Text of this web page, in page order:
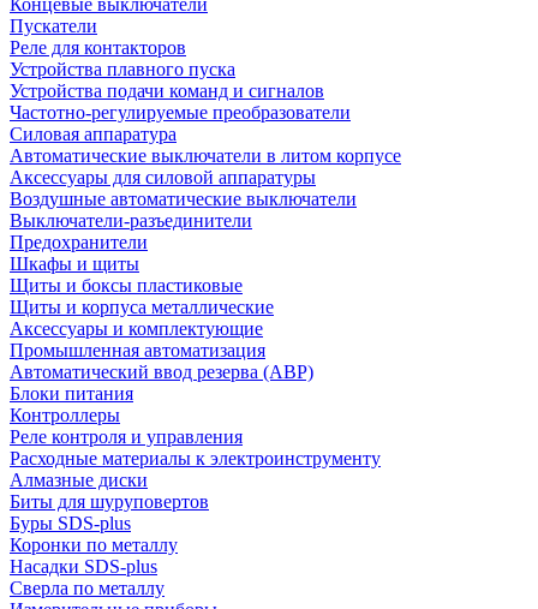
Концевые выключатели
Пускатели
Реле для контакторов
Устройства плавного пуска
Устройства подачи команд и сигналов
Частотно-регулируемые преобразователи
Силовая аппаратура
Автоматические выключатели в литом корпусе
Аксессуары для силовой аппаратуры
Воздушные автоматические выключатели
Выключатели-разъединители
Предохранители
Шкафы и щиты
Щиты и боксы пластиковые
Щиты и корпуса металлические
Аксессуары и комплектующие
Промышленная автоматизация
Автоматический ввод резерва (АВР)
Блоки питания
Контроллеры
Реле контроля и управления
Расходные материалы к электроинструменту
Алмазные диски
Биты для шуруповертов
Буры SDS-plus
Коронки по металлу
Насадки SDS-plus
Сверла по металлу